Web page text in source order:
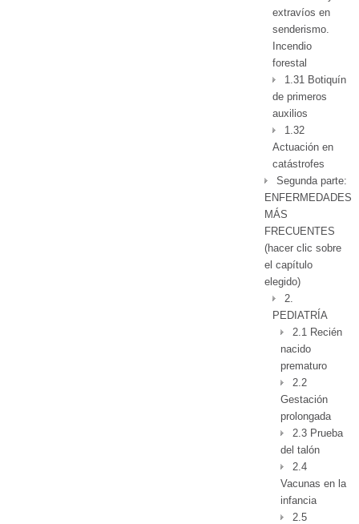
extravíos en
senderismo.
Incendio
forestal
1.31 Botiquín
de primeros
auxilios
1.32
Actuación en
catástrofes
Segunda parte:
ENFERMEDADES
MÁS
FRECUENTES
(hacer clic sobre
el capítulo
elegido)
2.
PEDIATRÍA
2.1 Recién
nacido
prematuro
2.2
Gestación
prolongada
2.3 Prueba
del talón
2.4
Vacunas en la
infancia
2.5